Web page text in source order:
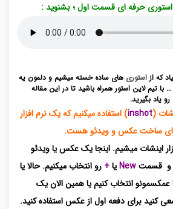
حرفه ای قسمت اول ؛ بشنوید :
که از استوری های ساده خسته میشیم و دلمون یه
تیم لاین استور همراه باشید تا در این مقاله
یاد بگیرید.
(
inshot) استفاده میکنیم که یک نرم افزار
ساخت عکس و ویدئو هست.
اینشات میشیم. اینجا یک عکس یا ویدئو
و قسمتNewیا+ رو انتخاب میکنیم. حالا یا
عمکسمونو انتخاب کنیم یا همین الان یک
کنید برای دفعه اول از عکس استفاده کنید.